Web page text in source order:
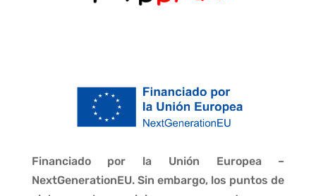
Financiado por la Unión Europea –
NextGenerationEU. Sin embargo, los puntos de